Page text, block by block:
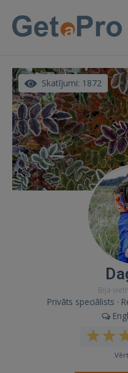
Skatījumi: 1872
Bija
Privāts speciālists ·